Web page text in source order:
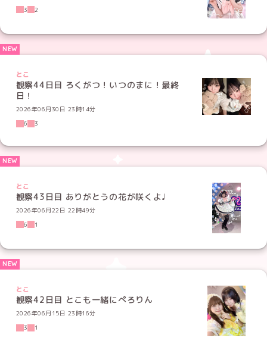
3
2
とこ
観察44日目 ろくがつ！いつのまに！最終
日！
2026年06月30日 23時14分
6
3
とこ
観察43日目 ありがとうの花が咲くよ♩
2026年06月22日 22時49分
6
1
とこ
観察42日目 とこも一緒にぺろりん
2026年06月15日 23時16分
3
1